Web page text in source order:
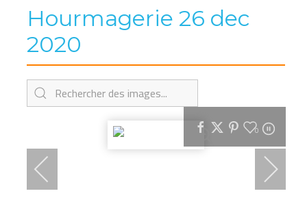
Hourmagerie 26 dec
2020
0